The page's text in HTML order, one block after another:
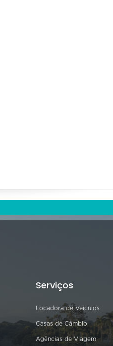
Serviços
Locadora de Veículos
Casas de Câmbio
Agências de Viagem